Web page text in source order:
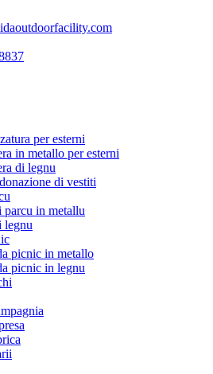
per esterni
in metallo per esterni
di legnu
di vestiti
parcu in metallu
legnu
picnic in metallo
picnic in legnu